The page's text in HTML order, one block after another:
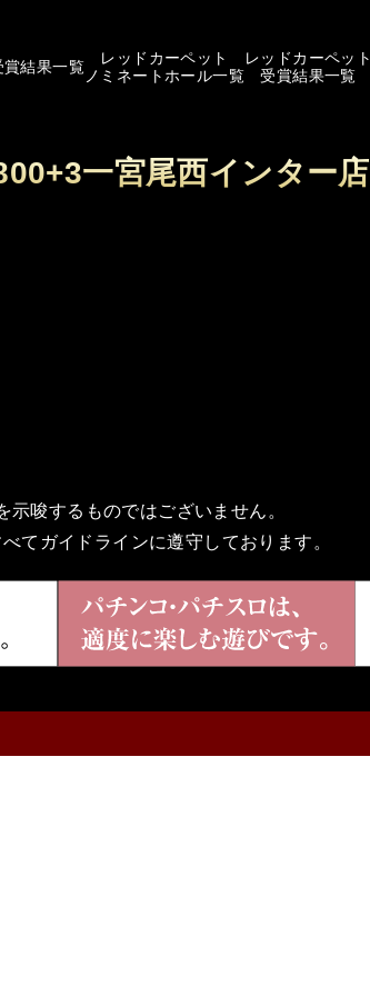
賞結果一覧
レッドカーペット
ノミネートホール一覧
レッドカーペット
受賞結果一覧
一宮尾西インター店
唆するものではございません。
てガイドラインに遵守しております。